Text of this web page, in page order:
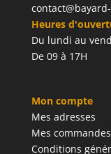
Heures
Du lundi au
De 09 à 17H
Mon compte
Mes adresses
Mes commandes
Conditions